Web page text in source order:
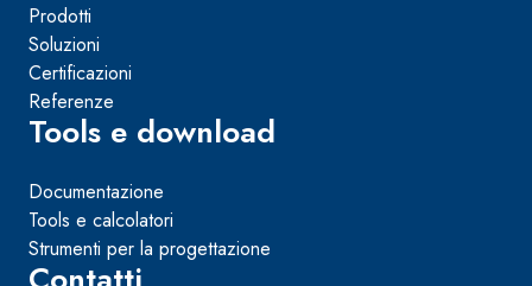
Prodotti
Soluzioni
Certificazioni
Referenze
Tools e download
Documentazione
Tools e calcolatori
Strumenti per la progettazione